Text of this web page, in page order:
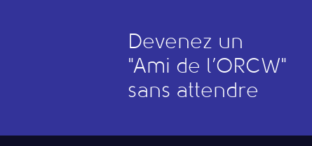
Devenez un
"Ami de l’ORCW"
sans attendre